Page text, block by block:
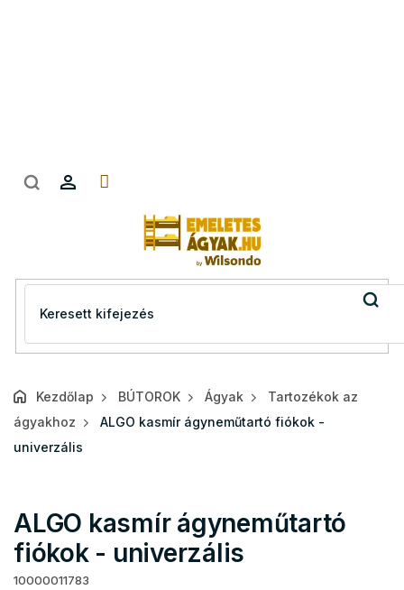
Kezdőlap BÚTOROK Ágyak
Tartozékok az
ágyakhoz
ALGO kasmír ágyneműtartó fiókok -
univerzális
ALGO kasmír ágyneműtartó
fiókok - univerzális
10000011783